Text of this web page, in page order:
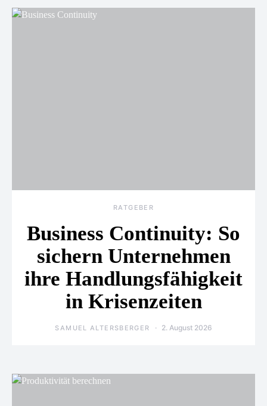
RATGEBER
Business Continuity: So
sichern Unternehmen
ihre Handlungsfähigkeit
in Krisenzeiten
SAMUEL ALTERSBERGER 2. August 2026